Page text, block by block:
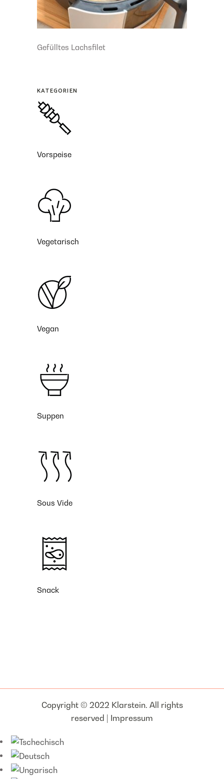
Gefülltes Lachsfilet
KATEGORIEN
Vorspeise
Vegetarisch
Vegan
Suppen
Sous Vide
Snack
Copyright © 2022 Klarstein. All rights
reserved | Impressum